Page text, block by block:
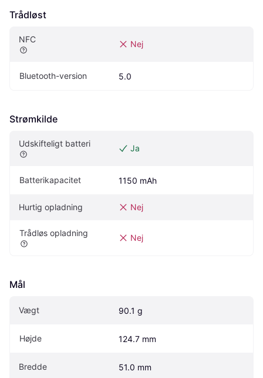
Trådløst
NFC Nej
Bluetooth-version 5.0
Strømkilde
Udskifteligt batteri Ja
Batterikapacitet 1150 mAh
Hurtig opladning Nej
Trådløs opladning Nej
Mål
Vægt 90.1 g
Højde 124.7 mm
Bredde 51.0 mm